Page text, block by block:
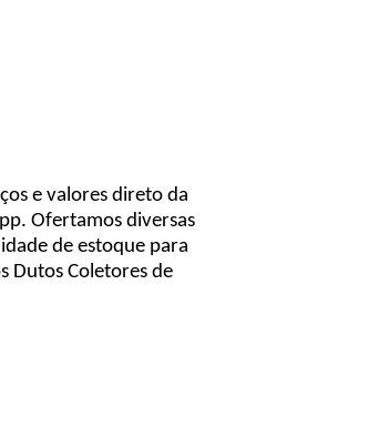
e valores direto da
Ofertamos diversas
de estoque para
Dutos Coletores de